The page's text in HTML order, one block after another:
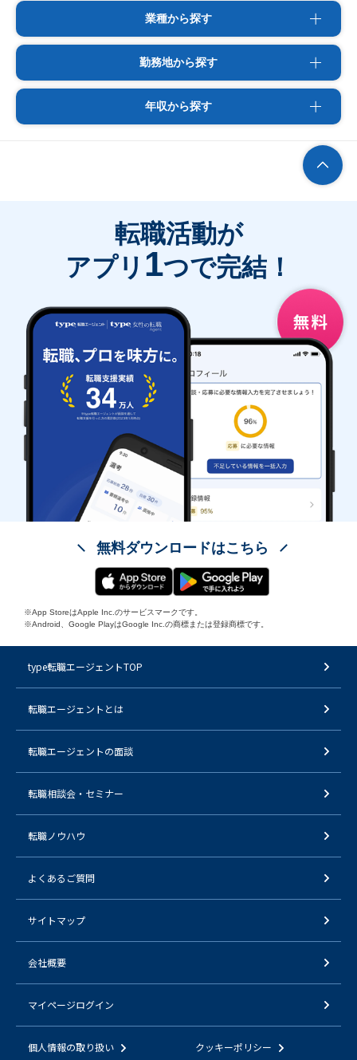
業種から探す
勤務地から探す
年収から探す
転職活動が
アプリ 1つで完結！
無料ダウンロードはこちら
※App StoreはApple Inc.のサービスマークです。
※Android、Google PlayはGoogle Inc.の商標または登録商標です。
type転職エージェントTOP
転職エージェントとは
転職エージェントの面談
転職相談会・セミナー
転職ノウハウ
よくあるご質問
サイトマップ
会社概要
マイページログイン
個人情報の取り扱い クッキーポリシー